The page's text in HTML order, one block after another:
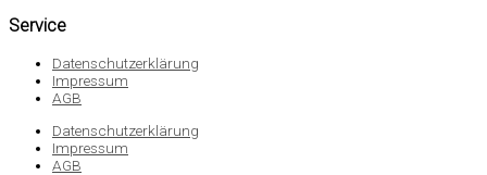
Service
Datenschutzerklärung
Impressum
AGB
Datenschutzerklärung
Impressum
AGB